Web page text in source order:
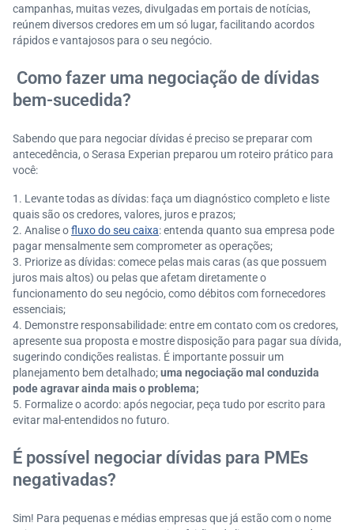
campanhas, muitas vezes, divulgadas em portais de notícias,
reúnem diversos credores em um só lugar, facilitando acordos
rápidos e vantajosos para o seu negócio.
Como fazer uma negociação de dívidas
bem-sucedida?
Sabendo que para negociar dívidas é preciso se preparar com
antecedência, o Serasa Experian preparou um roteiro prático para
você:
Levante todas as dívidas: faça um diagnóstico completo e liste
quais são os credores, valores, juros e prazos;
Analise ofluxo do seu caixa: entenda quanto sua empresa pode
pagar mensalmente sem comprometer as operações;
Priorize as dívidas: comece pelas mais caras (as que possuem
juros mais altos) ou pelas que afetam diretamente o
funcionamento do seu negócio, como débitos com fornecedores
essenciais;
Demonstre responsabilidade: entre em contato com os credores,
apresente sua proposta e mostre disposição para pagar sua dívida,
sugerindo condições realistas. É importante possuir um
planejamento bem detalhado;uma negociação mal conduzida
pode agravar ainda mais o problema;
Formalize o acordo: após negociar, peça tudo por escrito para
evitar mal-entendidos no futuro.
É possível negociar dívidas para PMEs
negativadas?
Sim! Para pequenas e médias empresas que já estão com o nome